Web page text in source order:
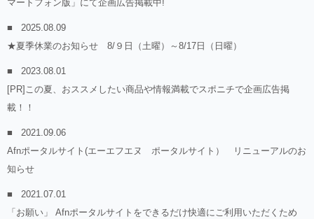
マートフォン版」にて企画広告掲載中!
2025.08.09
★夏季休業のお知らせ 8/９日（土曜）～8/17日（日曜）
2023.08.01
[PR]この夏、おススメしたい商品や情報満載でスポニチで企画広告掲
載！！
2021.09.06
Afnポータルサイト(エーエフエヌ ポータルサイト） リニューアルのお
知らせ
2021.07.01
「お願い」 Afnポータルサイトをできるだけ快適にご利用いただくため